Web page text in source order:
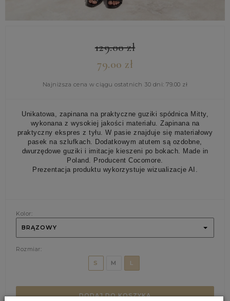
129.00zł
79.00 zł
Najniższa cena w ciągu ostatnich 30 dni:79.00 zł
Unikatowa, zapinana na praktyczne guziki spódnica Mitty,
wykonana z wysokiej jakości materiału. Zapinana na
praktyczny ekspres z tyłu. W pasie znajduje się materiałowy
pasek na szlufkach. Dodatkowym atutem są ozdobne,
dwurzędowe guziki i imitacje kieszeni po bokach. Made in
Poland. Producent Cocomore.
Prezentacja produktu wykorzystuje wizualizacje AI.
Kolor:
BRĄZOWY
Rozmiar:
S
M L
DODAJ DO KOSZYKA